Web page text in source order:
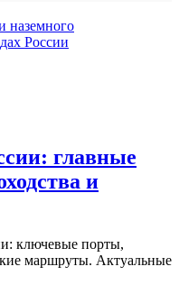
наземного
России
главные
и
ключевые порты,
маршруты. Актуальные